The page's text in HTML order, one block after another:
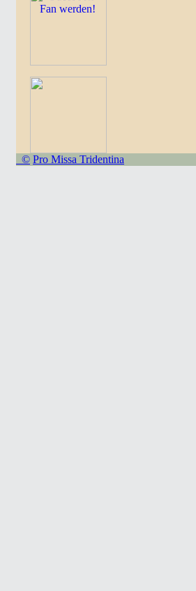
© Pro Missa Tridentina